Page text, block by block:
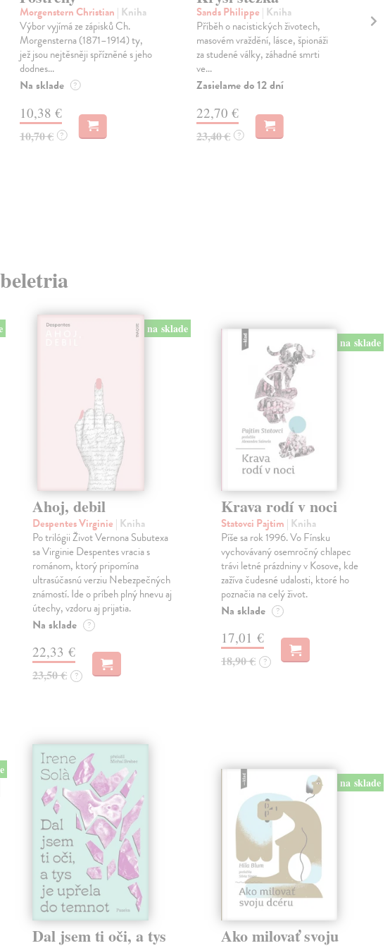
Morgenstern Christian | Kniha
Výbor vyjímá ze zápisků Ch.
Morgensterna (1871–1914) ty,
jež jsou nejtěsněji spřízněné s jeho
dodnes...
Na sklade ?
10,38 €
10,70 € ?
Sands Philippe | Kniha
Příběh o nacistických životech,
masovém vraždění, lásce, špionáži
za studené války, záhadné smrti
ve...
Zasielame do 12 dní
22,70 €
23,40 € ?
na sklade
Ahoj, debil
Despentes Virginie | Kniha
Po trilógii Život Vernona Subutexa
sa Virginie Despentes vracia s
románom, ktorý pripomína
ultrasúčasnú verziu Nebezpečných
známostí. Ide o príbeh plný hnevu aj
útechy, vzdoru aj prijatia.
Na sklade ?
22,33 €
23,50 € ?
na sklade
Krava rodí v noci
Statovci Pajtim | Kniha
Píše sa rok 1996. Vo Fínsku
vychovávaný osemročný chlapec
trávi letné prázdniny v Kosove, kde
zažíva čudesné udalosti, ktoré ho
poznačia na celý život.
Na sklade ?
17,01 €
18,90 € ?
Dal jsem ti oči, a tys
na sklade
Ako milovať svoju